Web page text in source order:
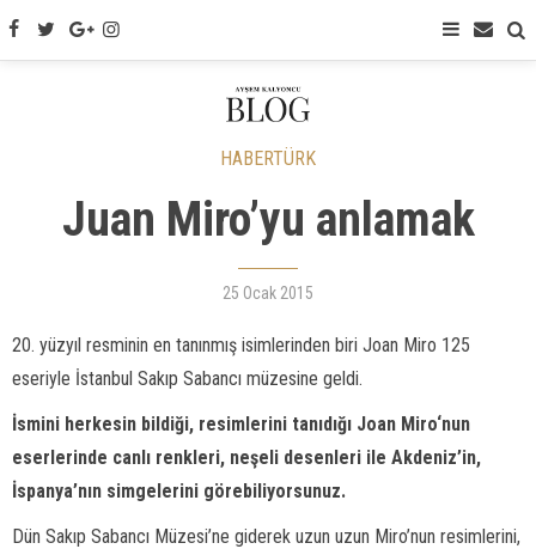
HABERTÜRK
Juan Miro’yu anlamak
25 Ocak 2015
20. yüzyıl resminin en tanınmış isimlerinden biri Joan Miro 125
eseriyle İstanbul Sakıp Sabancı müzesine geldi.
İsmini herkesin bildiği, resimlerini tanıdığı Joan Miro‘nun
eserlerinde canlı renkleri, neşeli desenleri ile Akdeniz’in,
İspanya’nın simgelerini görebiliyorsunuz.
Dün Sakıp Sabancı Müzesi’ne giderek uzun uzun Miro’nun resimlerini,